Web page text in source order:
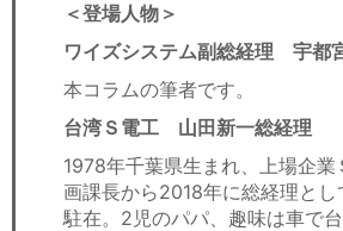
経済ニュース
労務顧問
飲食店情報
＜登場人物＞
ワイズシステム副総経理 宇都
本コラムの筆者です。
台湾Ｓ電工 山田新一総経理
1978年千葉県生まれ、上場企業
画課長から2018年に総経理と
駐在。2児のパパ、趣味は車で